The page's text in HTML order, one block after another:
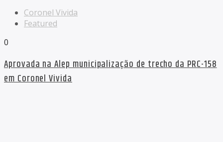
Coronel Vivida
Featured
0
Aprovada na Alep municipalização de trecho da PRC-158
em Coronel Vivida